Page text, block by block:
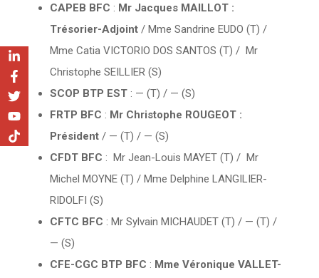
CAPEB BFC : Mr Jacques MAILLOT :
Trésorier-Adjoint / Mme Sandrine EUDO (T) /
Mme Catia VICTORIO DOS SANTOS (T) / Mr
Christophe SEILLIER (S)
SCOP BTP EST : — (T) / — (S)
FRTP BFC : Mr Christophe ROUGEOT :
Président / — (T) / — (S)
CFDT BFC : Mr Jean-Louis MAYET (T) / Mr
Michel MOYNE (T) / Mme Delphine LANGILIER-
RIDOLFI (S)
CFTC BFC : Mr Sylvain MICHAUDET (T) / — (T) /
— (S)
CFE-CGC BTP BFC : Mme Véronique VALLET-